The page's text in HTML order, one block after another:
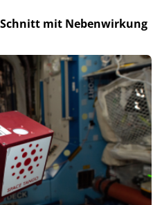
Schnitt mit Nebenwirkung